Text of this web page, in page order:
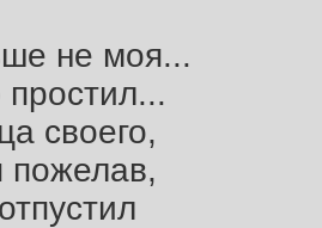
не моя...
своего,
пожелав,